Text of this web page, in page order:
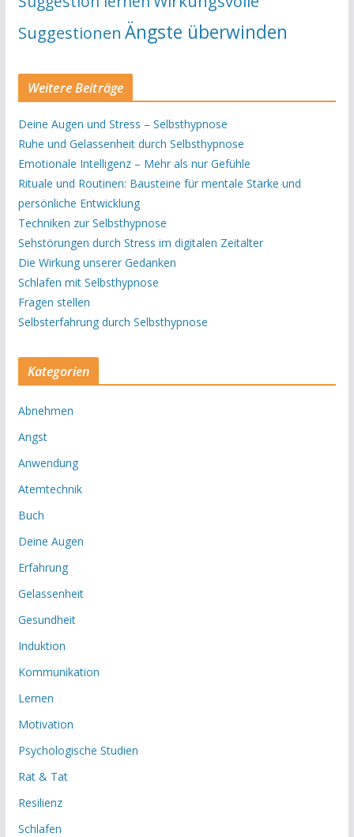
Suggestionen Ängste überwinden
Weitere Beiträge
Deine Augen und Stress – Selbsthypnose
Ruhe und Gelassenheit durch Selbsthypnose
Emotionale Intelligenz – Mehr als nur Gefühle
Rituale und Routinen: Bausteine für mentale Stärke und
persönliche Entwicklung
Techniken zur Selbsthypnose
Sehstörungen durch Stress im digitalen Zeitalter
Die Wirkung unserer Gedanken
Schlafen mit Selbsthypnose
Fragen stellen
Selbsterfahrung durch Selbsthypnose
Kategorien
Abnehmen
Angst
Anwendung
Atemtechnik
Buch
Deine Augen
Erfahrung
Gelassenheit
Gesundheit
Induktion
Kommunikation
Lernen
Motivation
Psychologische Studien
Rat & Tat
Resilienz
Schlafen